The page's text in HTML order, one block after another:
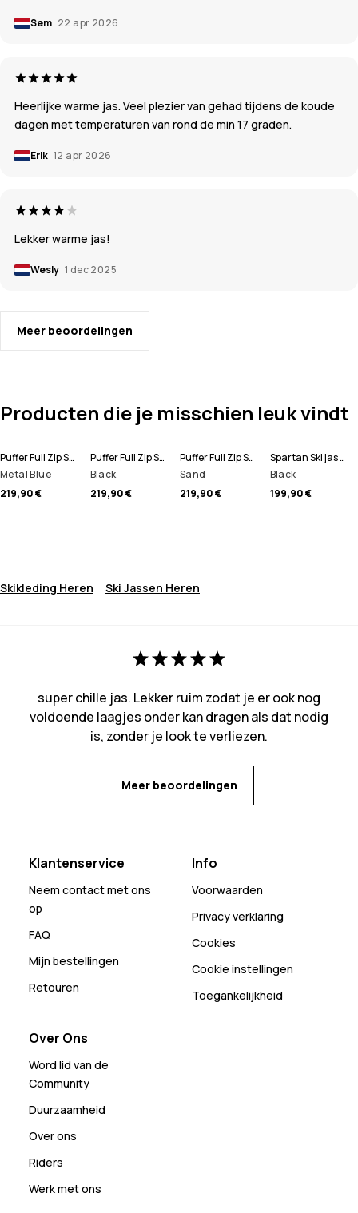
Sem 22 apr 2026
Heerlijke warme jas. Veel plezier van gehad tijdens de koude
dagen met temperaturen van rond de min 17 graden.
Erik 12 apr 2026
Lekker warme jas!
Wesly 1 dec 2025
Meer beoordelingen
Producten die je misschien leuk vindt
Puffer Full Zip Snowboard jas Heren
Metal Blue
219,90 €
Puffer Full Zip Snowboard jas Heren
Black
219,90 €
Puffer Full Zip Snowboard jas Heren
Sand
219,90 €
Spartan Ski jas Heren
Black
199,90 €
Skikleding Heren Ski Jassen Heren
super chille jas. Lekker ruim zodat je er ook nog
voldoende laagjes onder kan dragen als dat nodig
is, zonder je look te verliezen.
Meer beoordelingen
Klantenservice
Neem contact met ons
op
FAQ
Mijn bestellingen
Retouren
Info
Voorwaarden
Privacy verklaring
Cookies
Cookie instellingen
Toegankelijkheid
Over Ons
Word lid van de
Community
Duurzaamheid
Over ons
Riders
Werk met ons